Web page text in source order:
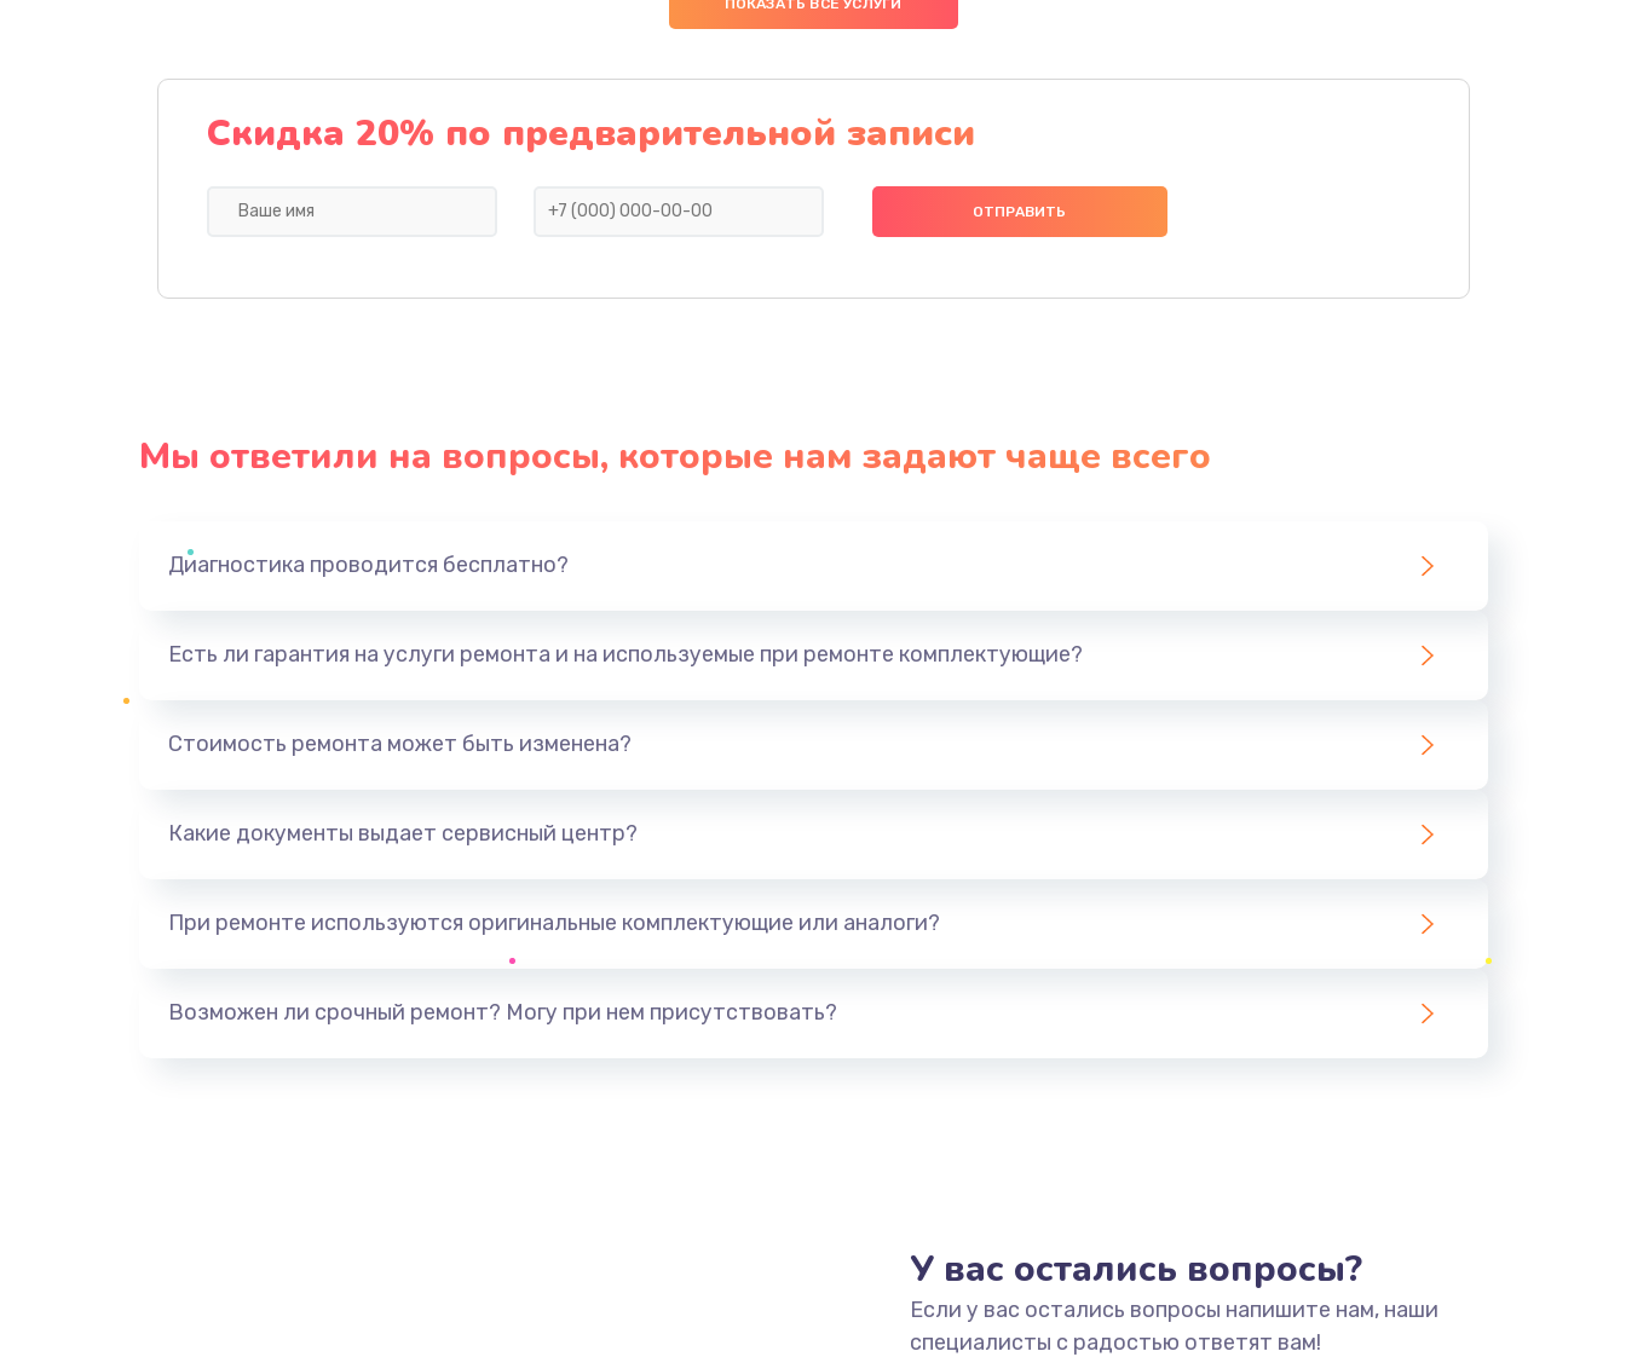
ПОКАЗАТЬ ВСЕ УСЛУГИ
Скидка 20% по предварительной записи
Мы ответили на вопросы, которые нам задают чаще всего
Диагностика проводится бесплатно?
Есть ли гарантия на услуги ремонта и на используемые при ремонте комплектующие?
Стоимость ремонта может быть изменена?
Какие документы выдает сервисный центр?
При ремонте используются оригинальные комплектующие или аналоги?
Возможен ли срочный ремонт? Могу при нем присутствовать?
У вас остались вопросы?
Если у вас остались вопросы напишите нам, наши
специалисты с радостью ответят вам!